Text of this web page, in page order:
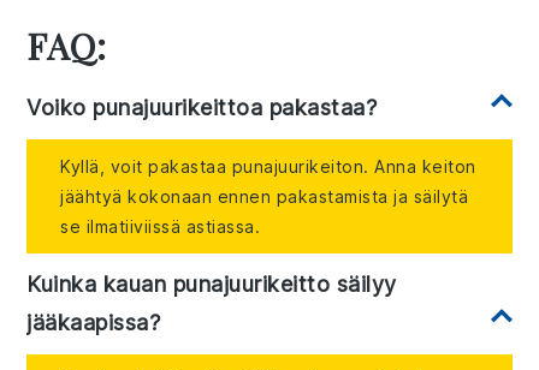
FAQ:
Voiko punajuurikeittoa pakastaa?
Kyllä, voit pakastaa punajuurikeiton. Anna keiton
jäähtyä kokonaan ennen pakastamista ja säilytä
se ilmatiiviissä astiassa.
Kuinka kauan punajuurikeitto säilyy
jääkaapissa?